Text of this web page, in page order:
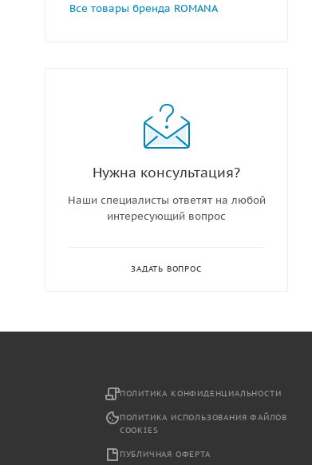
Все товары бренда ROMANA
Нужна консультация?
Наши специалисты ответят на любой
интересующий вопрос
ЗАДАТЬ ВОПРОС
ПОЛИТИКА КОНФИДЕНЦИАЛЬНОСТИ
ПОЛИТИКА ИСПОЛЬЗОВАНИЯ ФАЙЛОВ
COOKIES
ПУБЛИЧНАЯ ОФЕРТА